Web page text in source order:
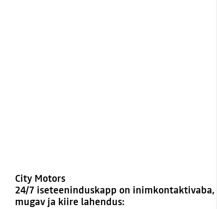
City Motors
24/7 iseteeninduskapp on inimkontaktivaba,
mugav ja kiire lahendus: